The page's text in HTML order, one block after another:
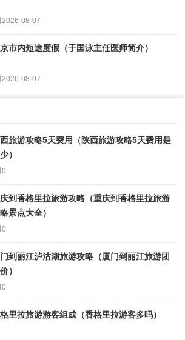
2026-08-07
市内短途度假（于国泳主任医师简介）
2026-08-07
旅游攻略5天费用（陕西旅游攻略5天费用是
）
0
到香格里拉旅游攻略（重庆到香格里拉旅游
景点大全）
0
到丽江泸沽湖旅游攻略（厦门到丽江旅游团
）
0
里拉旅游游客组成（香格里拉游客多吗）